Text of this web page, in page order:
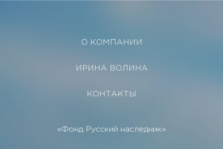
О КОМПАНИИ
ИРИНА ВОЛИНА
КОНТАКТЫ
«Фонд Русский наследник»